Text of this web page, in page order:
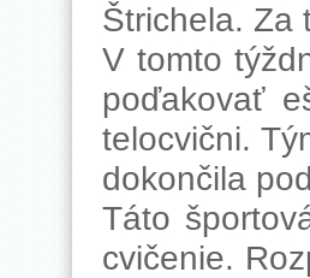
Štrichela. Za
V tomto
poďakovať
telocvični.
dokončila
Táto
cvičenie.